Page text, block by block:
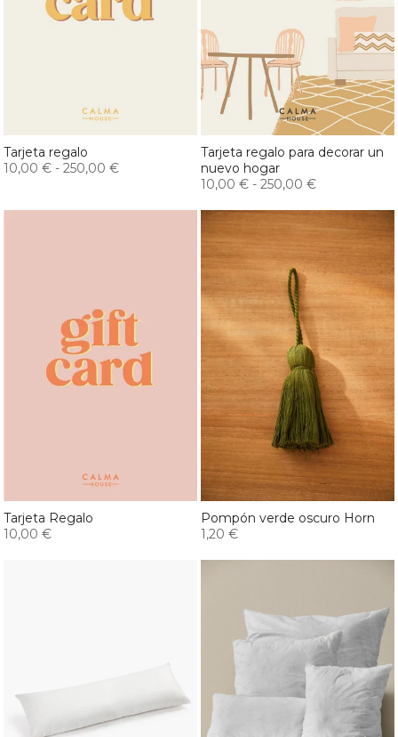
Tarjeta regalo
10,00 € - 250,00 €
Tarjeta regalo para decorar un
nuevo hogar
10,00 € - 250,00 €
Tarjeta Regalo
10,00 €
Pompón verde oscuro Horn
1,20 €